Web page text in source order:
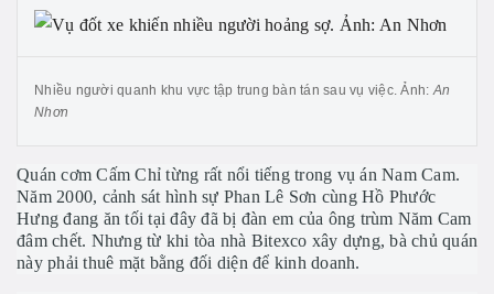
Nhiều người quanh khu vực tập trung bàn tán sau vụ việc. Ảnh:An
Nhơn
Quán cơm Cấm Chỉ từng rất nổi tiếng trong vụ án Nam Cam.
Năm 2000, cảnh sát hình sự Phan Lê Sơn cùng Hồ Phước
Hưng đang ăn tối tại đây đã bị đàn em của ông trùm Năm Cam
đâm chết. Nhưng từ khi tòa nhà Bitexco xây dựng, bà chủ quán
này phải thuê mặt bằng đối diện để kinh doanh.